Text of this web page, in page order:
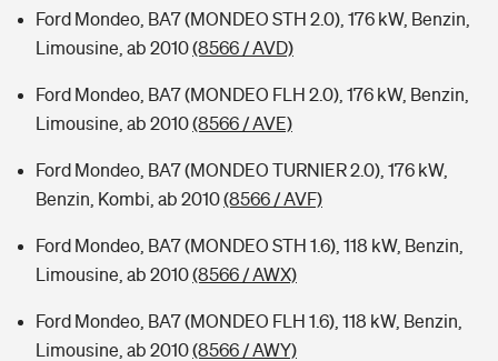
Ford Mondeo, BA7 (MONDEO STH 2.0), 176 kW, Benzin,
Limousine, ab 2010(8566 / AVD)
Ford Mondeo, BA7 (MONDEO FLH 2.0), 176 kW, Benzin,
Limousine, ab 2010(8566 / AVE)
Ford Mondeo, BA7 (MONDEO TURNIER 2.0), 176 kW,
Benzin, Kombi, ab 2010(8566 / AVF)
Ford Mondeo, BA7 (MONDEO STH 1.6), 118 kW, Benzin,
Limousine, ab 2010(8566 / AWX)
Ford Mondeo, BA7 (MONDEO FLH 1.6), 118 kW, Benzin,
Limousine, ab 2010(8566 / AWY)